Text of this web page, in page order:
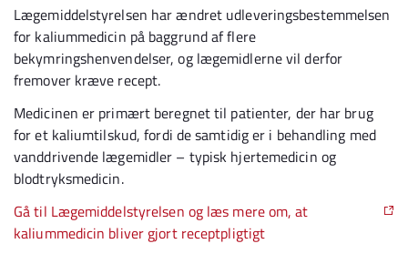
Lægemiddelstyrelsen har ændret udleveringsbestemmelsen
for kaliummedicin på baggrund af flere
bekymringshenvendelser, og lægemidlerne vil derfor
fremover kræve recept.
Medicinen er primært beregnet til patienter, der har brug
for et kaliumtilskud, fordi de samtidig er i behandling med
vanddrivende lægemidler – typisk hjertemedicin og
blodtryksmedicin.
Gå til Lægemiddelstyrelsen og læs mere om, at
kaliummedicin bliver gjort receptpligtigt